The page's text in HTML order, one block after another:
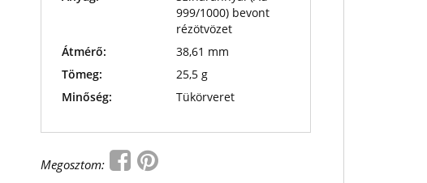
999/1000) bevont
rézötvözet
Átmérő:
38,61 mm
Tömeg:
25,5 g
Minőség:
Tükörveret
Megosztom: